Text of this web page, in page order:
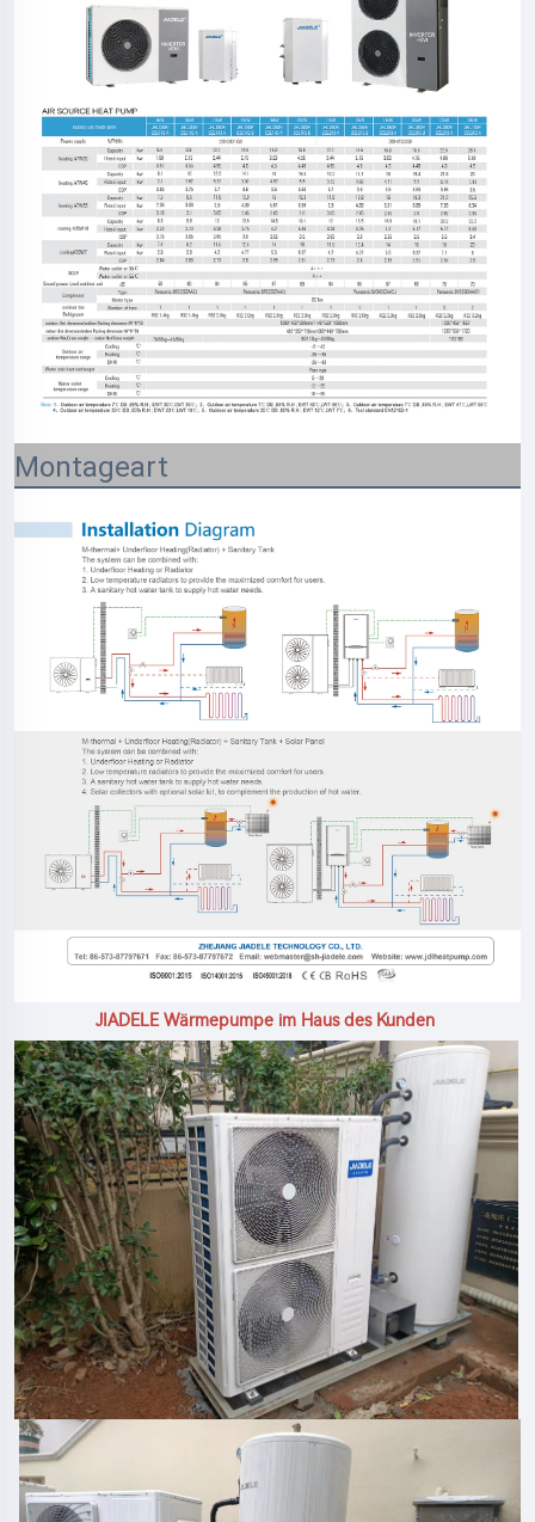
Montageart
JIADELE Wärmepumpe im Haus des Kunden